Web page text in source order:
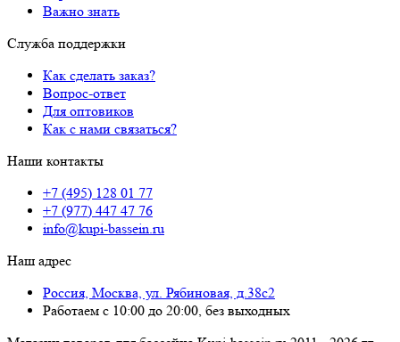
Важно знать
Служба поддержки
Как сделать заказ?
Вопрос-ответ
Для оптовиков
Как с нами связаться?
Наши контакты
+7 (495) 128 01 77
+7 (977) 447 47 76
info@kupi-bassein.ru
Наш адрес
Россия, Москва, ул. Рябиновая, д.38с2
Работаем с 10:00 до 20:00, без выходных